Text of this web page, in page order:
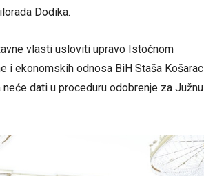
Dodika.
vlasti usloviti upravo Istočnom
i ekonomskih odnosa BiH Staša
dati u proceduru odobrenje za Južnu